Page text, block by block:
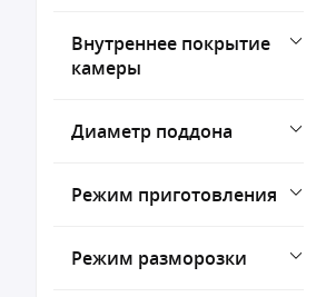
Внутреннее покрытие
камеры
Диаметр поддона
Режим приготовления
Режим разморозки